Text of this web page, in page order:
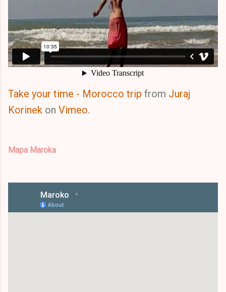
Take your time - Morocco trip from Juraj
Korinek on Vimeo.
Mapa Maroka